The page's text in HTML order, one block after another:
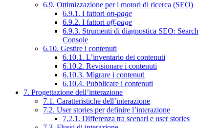
6.9. Ottimizzazione per i motori di ricerca (SEO)
6.9.1. I fattori on-page
6.9.2. I fattori off-page
6.9.3. Strumenti di diagnostica SEO: Search
Console
6.10. Gestire i contenuti
6.10.1. L’inventario dei contenuti
6.10.2. Revisionare i contenuti
6.10.3. Migrare i contenuti
6.10.4. Pubblicare i contenuti
7. Progettazione dell’interazione
7.1. Caratteristiche dell’interazione
7.2. User stories per definire l’interazione
7.2.1. Differenza tra scenari e user stories